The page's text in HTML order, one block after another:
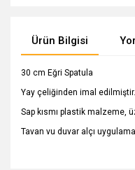
Ürün Bilgisi
30 cm Eğri Spatula
Yay çeliğinden imal edilmiştir.
Sap kısmı plastik malzeme,
Tavan vu duvar alçı